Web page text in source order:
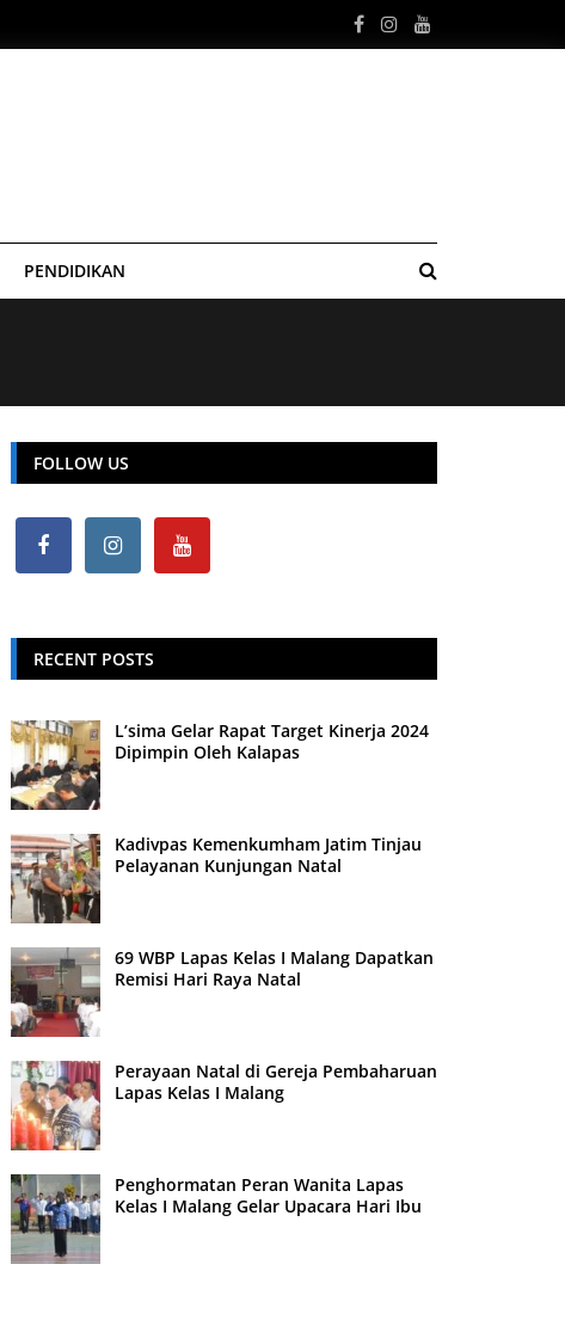
PENDIDIKAN
FOLLOW US
RECENT POSTS
L’sima Gelar Rapat Target Kinerja 2024
Dipimpin Oleh Kalapas
Kadivpas Kemenkumham Jatim Tinjau
Pelayanan Kunjungan Natal
69 WBP Lapas Kelas I Malang Dapatkan
Remisi Hari Raya Natal
Perayaan Natal di Gereja Pembaharuan
Lapas Kelas I Malang
Penghormatan Peran Wanita Lapas
Kelas I Malang Gelar Upacara Hari Ibu